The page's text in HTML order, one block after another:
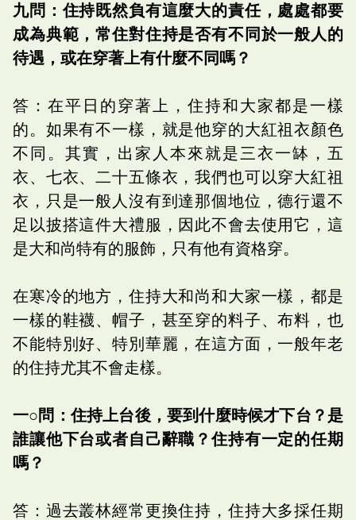
九問：住持既然負有這麼大的責任，處處都要
成為典範，常住對住持是否有不同於一般人的
待遇，或在穿著上有什麼不同嗎？
答：在平日的穿著上，住持和大家都是一樣
的。如果有不一樣，就是他穿的大紅祖衣顏色
不同。其實，出家人本來就是三衣一缽，五
衣、七衣、二十五條衣，我們也可以穿大紅祖
衣，只是一般人沒有到達那個地位，德行還不
足以披搭這件大禮服，因此不會去使用它，這
是大和尚特有的服飾，只有他有資格穿。
在寒冷的地方，住持大和尚和大家一樣，都是
一樣的鞋襪、帽子，甚至穿的料子、布料，也
不能特別好、特別華麗，在這方面，一般年老
的住持尤其不會走樣。
一○問：住持上台後，要到什麼時候才下台？是
誰讓他下台或者自己辭職？住持有一定的任期
嗎？
答：過去叢林經常更換住持，住持大多採任期